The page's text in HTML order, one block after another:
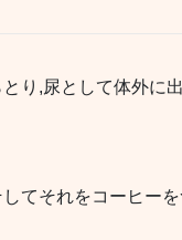
り,尿として体外に
てそれをコーヒー